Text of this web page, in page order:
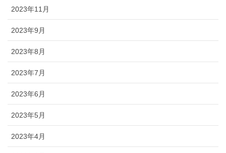
2023年11月
2023年9月
2023年8月
2023年7月
2023年6月
2023年5月
2023年4月